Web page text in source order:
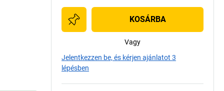
KOSÁRBA
Vagy
Jelentkezzen be, és kérjen ajánlatot 3
lépésben